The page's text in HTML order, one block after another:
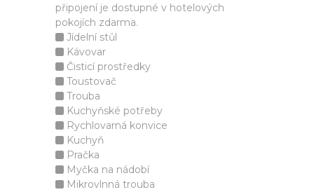
připojení je dostupné v hotelových
pokojích zdarma.
Jídelní stůl
Kávovar
Čisticí prostředky
Toustovač
Trouba
Kuchyňské potřeby
Rychlovarná konvice
Kuchyň
Pračka
Myčka na nádobí
Mikrovlnná trouba